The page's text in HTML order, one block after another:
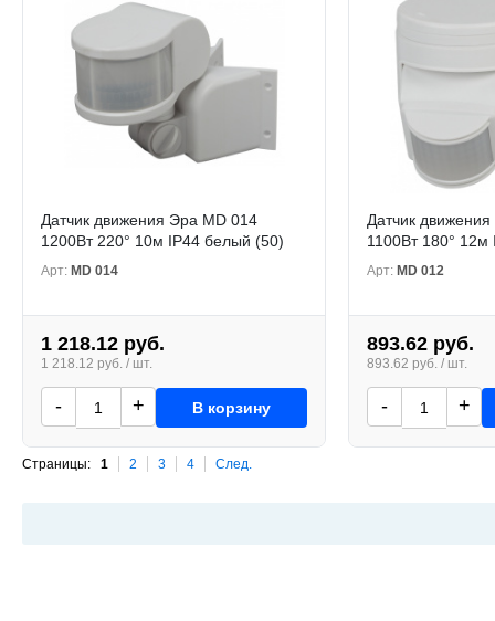
Датчик движения Эра MD 014
1200Вт 220° 10м IP44 белый (50)
Арт: MD 014
1 218.12 руб.
1 218.12 руб. / шт.
- + В корзину
Датчик
1100Вт 180°
Арт: MD 012
893.62 руб.
893.62 руб. / шт.
- +
Страницы: 1 2 3 4 След.